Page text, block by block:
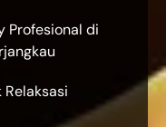
Profesional di